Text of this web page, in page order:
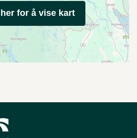
for å vise kart